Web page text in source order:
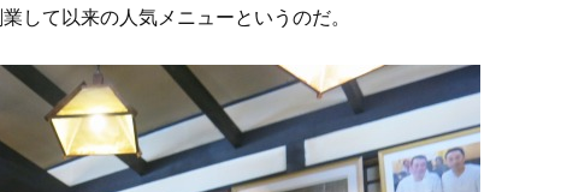
して以来の人気メニューというのだ。